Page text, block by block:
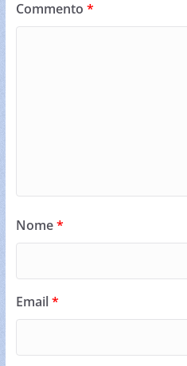
Commento *
Nome*
Email*